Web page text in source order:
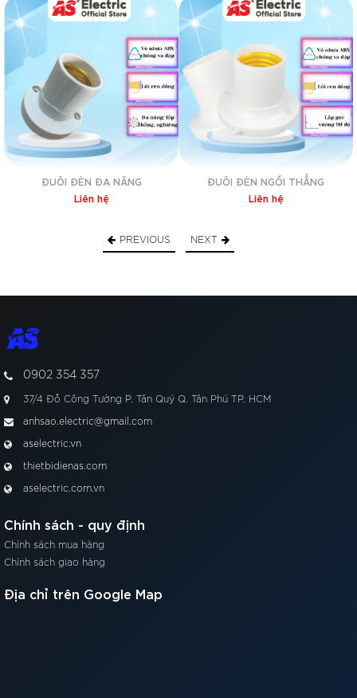
– Linh kiện: đồng
– Màu sắc: Trắng
Trình
chơi
Video
PREVIOUS
ĐUÔI ĐÈN ĐA NĂNG
Liên hệ
ĐUÔI ĐÈN NGỒI THẲNG
Liên hệ
NEXT
0902 354 357
37/4 Đỗ Công Tường P. Tân Quý Q. Tân Phú TP. HCM
anhsao.electric@gmail.com
aselectric.vn
thietbidienas.com
aselectric.com.vn
Chính sách - quy định
Chính sách mua hàng
Chính sách giao hàng
Địa chỉ trên Google Map